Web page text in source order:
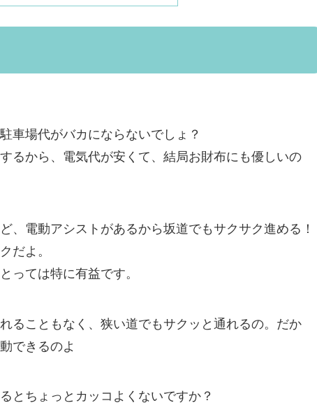
車場代がバカにならないでしょ？
るから、電気代が安くて、結局お財布にも優しいの
、電動アシストがあるから坂道でもサクサク進める！
だよ。
っては特に有益です。
ることもなく、狭い道でもサクッと通れるの。だか
できるのよ
とちょっとカッコよくないですか？